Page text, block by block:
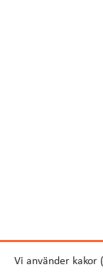
Vi använder kakor